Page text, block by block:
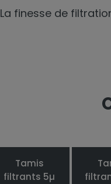
La finesse de
Tamis
filtrants 5µ